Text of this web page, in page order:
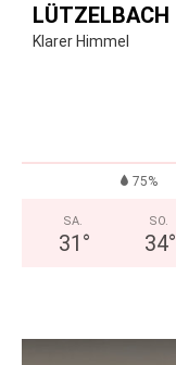
LÜTZELBACH
Klarer Himmel
75%
SA.
31 °
SO.
34°